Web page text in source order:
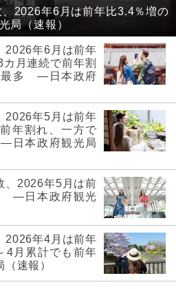
、2026年6月は前年比3.4％増の
（速報）
2026年6月は前年
月連続で前年割
最多 ―日本政府
2026年5月は前年
年割れ、一方で
日本政府観光局
、2026年5月は前
―日本政府観光
2026年4月は前年
4月累計でも前年
速報）